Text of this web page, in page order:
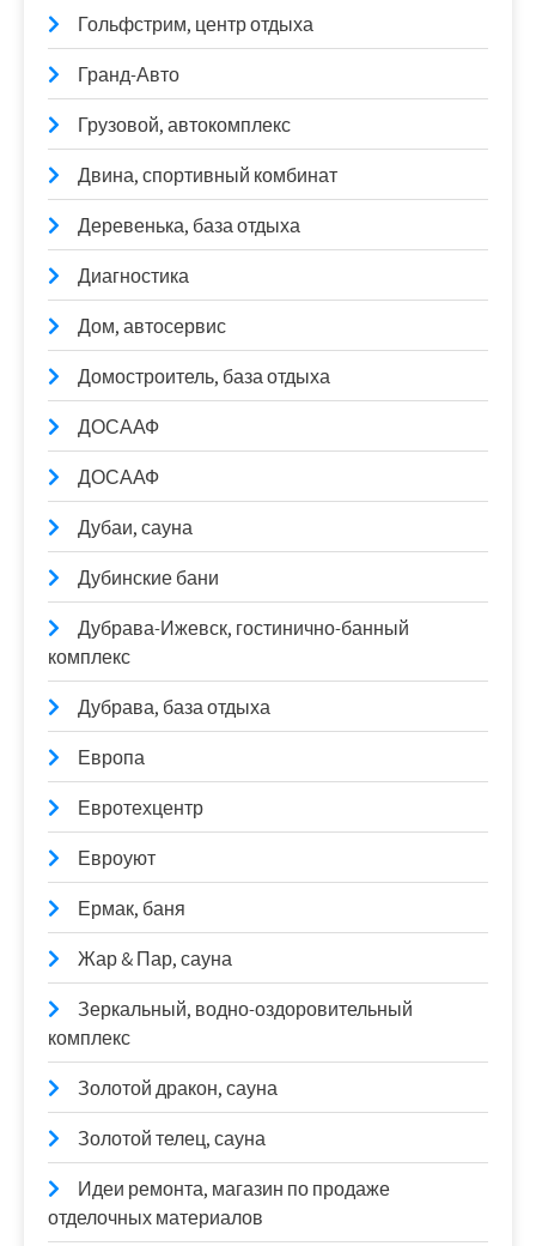
Гольфстрим, центр отдыха
Гранд-Авто
Грузовой, автокомплекс
Двина, спортивный комбинат
Деревенька, база отдыха
Диагностика
Дом, автосервис
Домостроитель, база отдыха
ДОСААФ
ДОСААФ
Дубаи, сауна
Дубинские бани
Дубрава-Ижевск, гостинично-банный
комплекс
Дубрава, база отдыха
Европа
Евротехцентр
Евроуют
Ермак, баня
Жар & Пар, сауна
Зеркальный, водно-оздоровительный
комплекс
Золотой дракон, сауна
Золотой телец, сауна
Идеи ремонта, магазин по продаже
отделочных материалов